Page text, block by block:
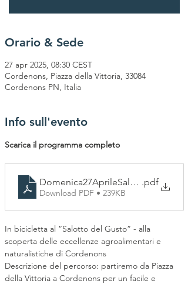
Orario & Sede
27 apr 2025, 08:30 CEST
Cordenons, Piazza della Vittoria, 33084
Cordenons PN, Italia
Info sull'evento
Scarica il programma completo
Domenica27AprileSalottoAsparago
.pdf
Download PDF • 239KB
In bicicletta al “Salotto del Gusto” - alla
scoperta delle eccellenze agroalimentari e
naturalistiche di Cordenons
Descrizione del percorso: partiremo da Piazza
della Vittoria a Cordenons per un facile e